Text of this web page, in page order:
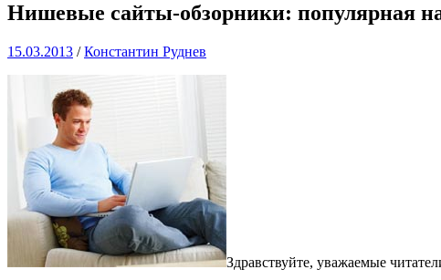
Нишевые сайты-обзорники: популярная
15.03.2013 /Константин Руднев
Здравствуйте, уважаемые